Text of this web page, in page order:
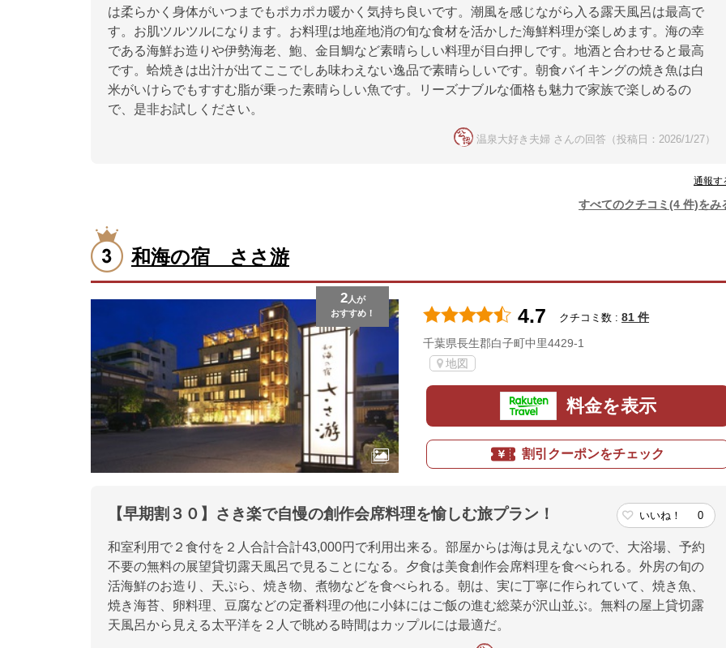
は柔らかく身体がいつまでもポカポカ暖かく気持ち良いです。潮風を感じながら入る露天風呂は最高で
す。お肌ツルツルになります。お料理は地産地消の旬な食材を活かした海鮮料理が楽しめます。海の幸
である海鮮お造りや伊勢海老、鮑、金目鯛など素晴らしい料理が目白押しです。地酒と合わせると最高
です。蛤焼きは出汁が出てここでしあ味わえない逸品で素晴らしいです。朝食バイキングの焼き魚は白
米がいけらでもすすむ脂が乗った素晴らしい魚です。リーズナブルな価格も魅力で家族で楽しめるの
で、是非お試しください。
温泉大好き夫婦 さんの回答（投稿日：2026/1/27）
通報す
すべてのクチコミ(4 件)をみ
和海の宿 ささ游
2人が
おすすめ！
4.7 クチコミ数 : 81 件
千葉県長生郡白子町中里4429-1
地図
料金を表示
割引クーポンをチェック
【早期割３０】さき楽で自慢の創作会席料理を愉しむ旅プラン！ いいね！ 0
和室利用で２食付を２人合計合計43,000円で利用出来る。部屋からは海は見えないので、大浴場、予約
不要の無料の展望貸切露天風呂で見ることになる。夕食は美食創作会席料理を食べられる。外房の旬の
活海鮮のお造り、天ぷら、焼き物、煮物などを食べられる。朝は、実に丁寧に作られていて、焼き魚、
焼き海苔、卵料理、豆腐などの定番料理の他に小鉢にはご飯の進む総菜が沢山並ぶ。無料の屋上貸切露
天風呂から見える太平洋を２人で眺める時間はカップルには最適だ。